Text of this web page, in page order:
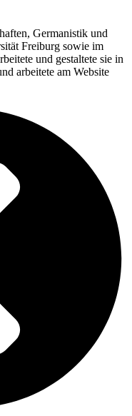
Germanistik und
Freiburg sowie im
und gestaltete sie in
arbeitete am Website